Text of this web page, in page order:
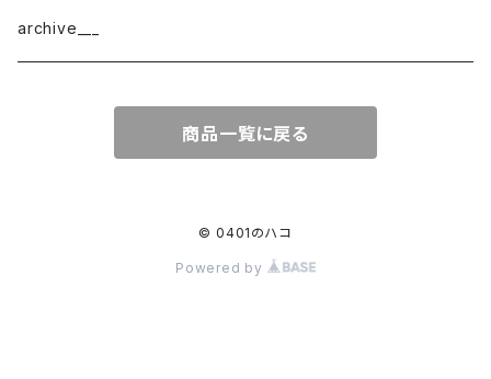
border
cotton × wool
織物
archive___
商品一覧に戻る
© 0401のハコ
Powered by